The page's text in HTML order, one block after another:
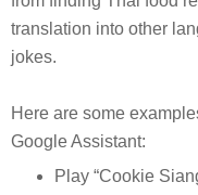
translation into other
jokes.
Here are some
Google Assistant:
Play “Cookie